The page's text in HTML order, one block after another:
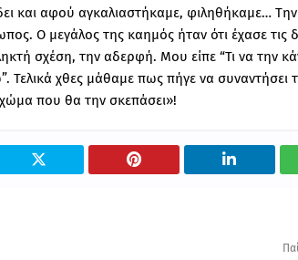
και αφού αγκαλιαστήκαμε, φιληθήκαμε…
Ο μεγάλος της καημός ήταν ότι έχασε
σχέση, την αδερφή. Μου είπε “Τι να την
Τελικά χθες μάθαμε πως πήγε να συναντήσει
που θα την σκεπάσει»!